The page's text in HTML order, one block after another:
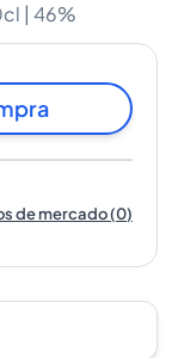
| 46%
de mercado(0)